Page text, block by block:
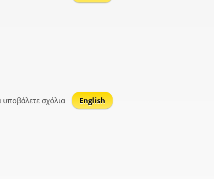
υποβάλετε σχόλια English